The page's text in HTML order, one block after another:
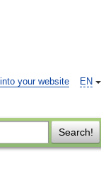
EN
your website
Search!